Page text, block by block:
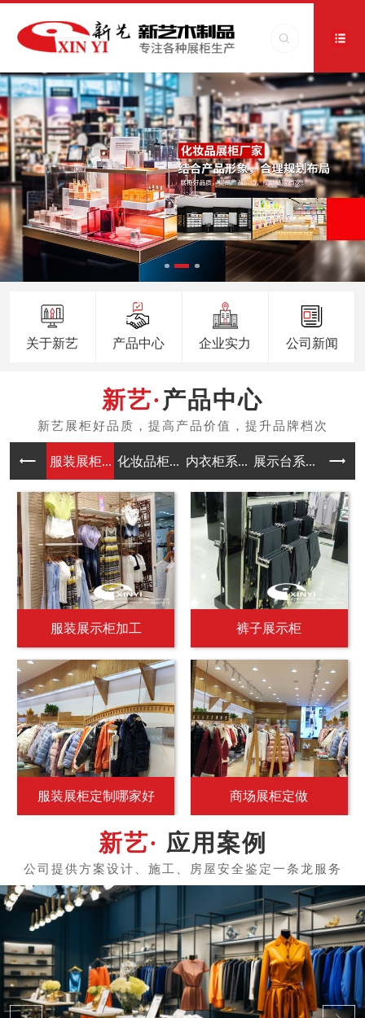
关于新艺 产品中心 企业实力 公司新闻
产品中心
服装展柜... 化妆品柜... 内衣柜系... 展示台系... 中岛
服装展示柜加工 裤子展示柜
服装展柜定制哪家好 商场展柜定做
应用案例